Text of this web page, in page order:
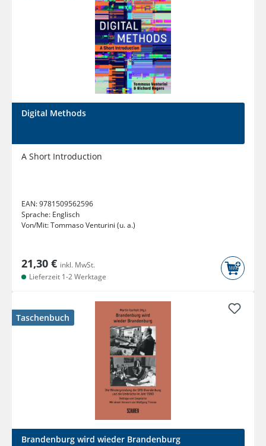
Digital Methods
A Short Introduction
EAN:9781509562596
Sprache: Englisch
Von/Mit:Tommaso Venturini (u. a.)
21,30 € inkl. MwSt.
Lieferzeit 1-2 Werktage
Taschenbuch
Brandenburg wird wieder Brandenburg